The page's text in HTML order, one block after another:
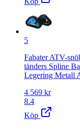
5
Fabater ATV-
tänders Spline
Legering Metall
4 569 kr
8.4
Köp